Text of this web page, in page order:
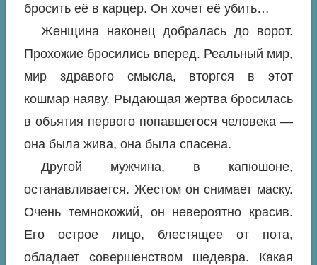
бросить её в карцер. Он хочет её убить…
Женщина наконец добралась до ворот.
Прохожие бросились вперед. Реальный мир,
мир здравого смысла, вторгся в этот
кошмар наяву. Рыдающая жертва бросилась
в объятия первого попавшегося человека —
она была жива, она была спасена.
Другой мужчина, в капюшоне,
останавливается. Жестом он снимает маску.
Очень темнокожий, он невероятно красив.
Его острое лицо, блестящее от пота,
обладает совершенством шедевра. Какая